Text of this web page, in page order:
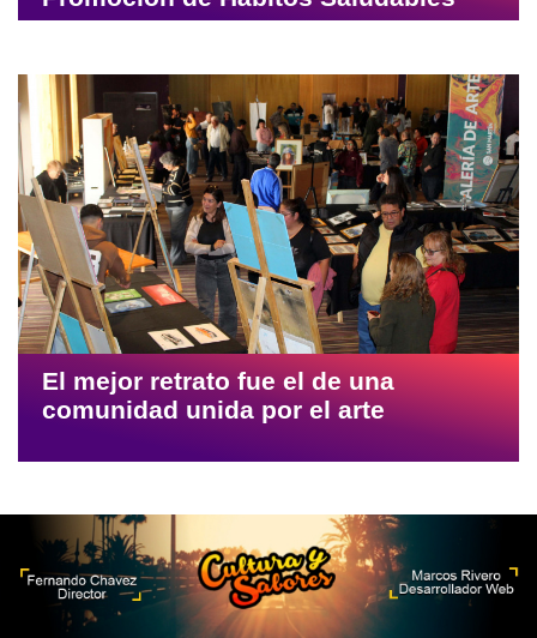
El mejor retrato fue el de una
comunidad unida por el arte